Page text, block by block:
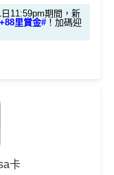
11:59pm期間，新
里賞金# ！ 加碼迎
卡